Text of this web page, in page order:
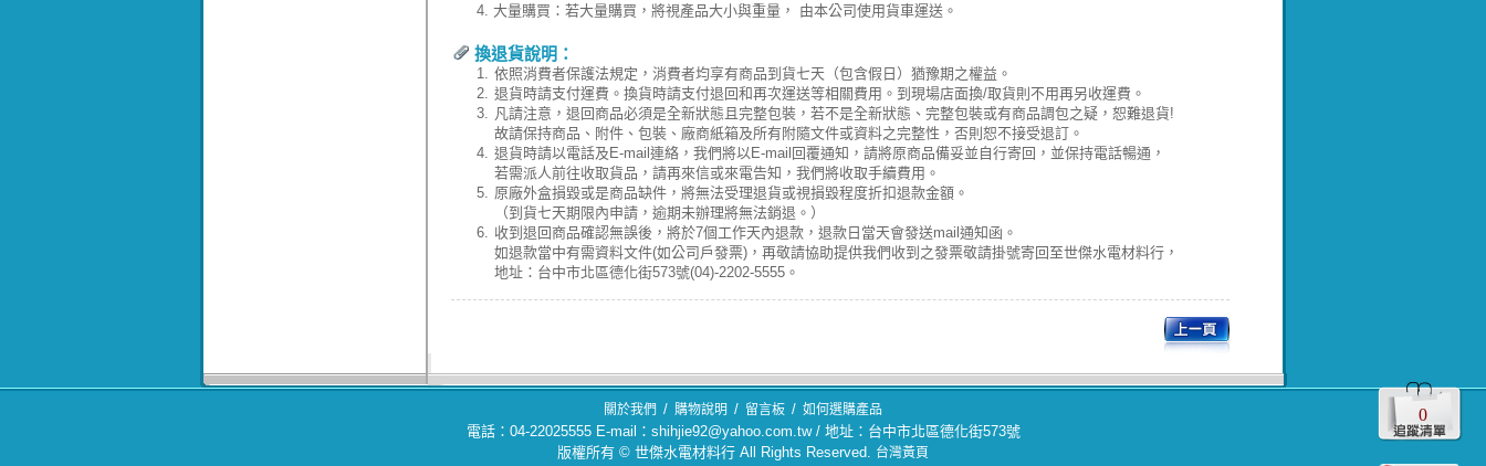
4. 大量購買：若大量購買，將視產品大小與重量， 由本公司使用貨車運送。
換退貨說明：
1. 依照消費者保護法規定，消費者均享有商品到貨七天（包含假日）猶豫期之權益。
2. 退貨時請支付運費。換貨時請支付退回和再次運送等相關費用。到現場店面換/取貨則不用再另收運費。
3. 凡請注意，退回商品必須是全新狀態且完整包裝，若不是全新狀態、完整包裝或有商品調包之疑，恕難退貨!
故請保持商品、附件、包裝、廠商紙箱及所有附隨文件或資料之完整性，否則恕不接受退訂。
4. 退貨時請以電話及E-mail連絡，我們將以E-mail回覆通知，請將原商品備妥並自行寄回，並保持電話暢通，
若需派人前往收取貨品，請再來信或來電告知，我們將收取手續費用。
5. 原廠外盒損毀或是商品缺件，將無法受理退貨或視損毀程度折扣退款金額。
（到貨七天期限內申請，逾期未辦理將無法銷退。）
6. 收到退回商品確認無誤後，將於7個工作天內退款，退款日當天會發送mail通知函。
如退款當中有需資料文件(如公司戶發票)，再敬請協助提供我們收到之發票敬請掛號寄回至世傑水電材料行，
地址：台中市北區德化街573號(04)-2202-5555。
關於我們 / 購物說明 / 留言板 / 如何選購產品
電話：04-22025555 E-mail：shihjie92@yahoo.com.tw / 地址：台中市北區德化街573號
版權所有 © 世傑水電材料行 All Rights Reserved. 台灣黃頁
0